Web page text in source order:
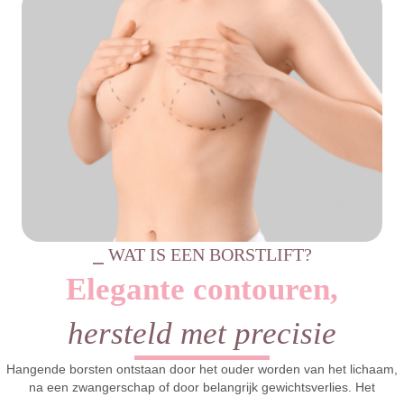
⎯ WAT IS EEN BORSTLIFT?
Elegante contouren,
hersteld met precisie
Hangende borsten ontstaan door het ouder worden van het lichaam,
na een zwangerschap of door belangrijk gewichtsverlies. Het